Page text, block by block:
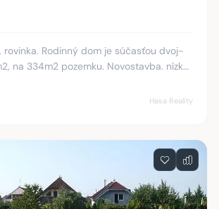
rovinka. Rodinný dom je súčasťou dvoj-
na 334m2 pozemku. Novostavba. nízko
bola skolaudovaná v r
Hasa Reality